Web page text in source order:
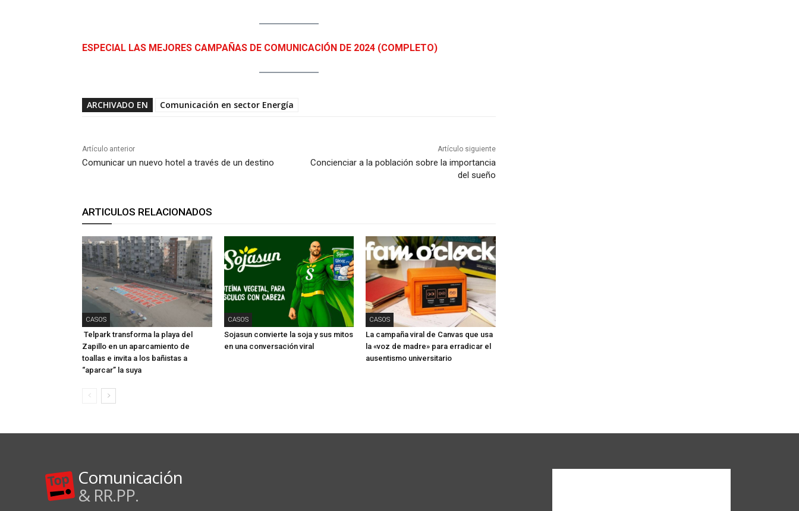
ESPECIAL LAS MEJORES CAMPAÑAS DE COMUNICACIÓN DE 2024 (COMPLETO)
ARCHIVADO EN Comunicación en sector Energía
Artículo anterior
Comunicar un nuevo hotel a través de un destino
Artículo siguiente
Concienciar a la población sobre la importancia
del sueño
ARTICULOS RELACIONADOS
CASOS
Telpark transforma la playa del
Zapillo en un aparcamiento de
toallas e invita a los bañistas a
“aparcar” la suya
CASOS
Sojasun convierte la soja y sus mitos
en una conversación viral
CASOS
La campaña viral de Canvas que usa
la «voz de madre» para erradicar el
ausentismo universitario
Comunicación
& RR.PP.